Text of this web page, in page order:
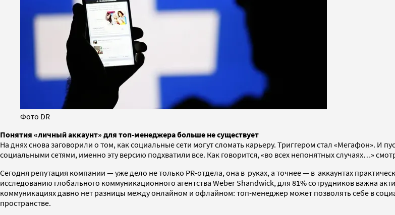
Фото DR
Понятия «личный аккаунт» для топ-менеджера больше не существует
На днях снова заговорили о том, как социальные сети могут сломать карьеру. Триггером стал «Мегафон». И
социальными сетями, именно эту версию подхватили все. Как говорится, «во всех непонятных случаях…»
Сегодня репутация компании — уже дело не только PR-отдела, она в руках, а точнее — в аккаунтах
исследованию глобального коммуникационного агентства Weber Shandwick, для 81% сотрудников важна
коммуникациях давно нет разницы между онлайном и офлайном: топ-менеджер может позволять себе в
пространстве.